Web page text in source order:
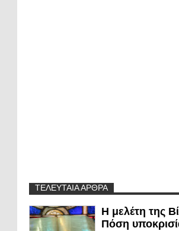
ΤΕΛΕΥΤΑΙΑ ΑΡΘΡΑ
Η μελέτη της
Πόση